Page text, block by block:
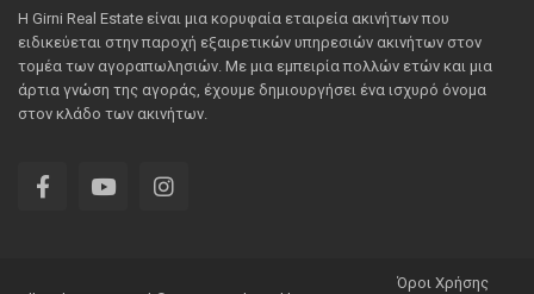
Η Girni Real Estate είναι μια κορυφαία εταιρεία ακινήτων που
ειδικεύεται στην παροχή εξαιρετικών υπηρεσιών ακινήτων στον
τομέα των αγοραπωλησιών. Με μια εμπειρία πολλών ετών και μια
άρτια γνώση της αγοράς, έχουμε δημιουργήσει ένα ισχυρό όνομα
στον κλάδο των ακινήτων.
Όροι Χρήσης